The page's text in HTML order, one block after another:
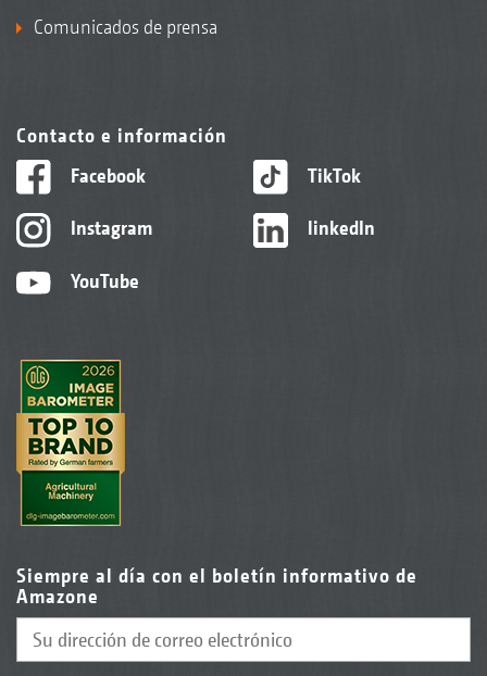
Comunicados de prensa
Contacto e información
Facebook
Instagram
YouTube
TikTok
linkedIn
Siempre al día con el boletín informativo de
Amazone